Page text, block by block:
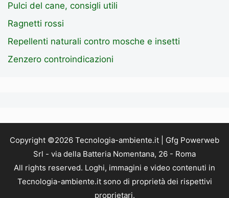
Pulci del cane, consigli utili
Ragnetti rossi
Repellenti naturali contro mosche e insetti
Zenzero controindicazioni
Copyright ©2026 Tecnologia-ambiente.it | Gfg Powerweb
Srl - via della Batteria Nomentana, 26 - Roma
All rights reserved. Loghi, immagini e video contenuti in
Tecnologia-ambiente.it sono di proprietà dei rispettivi
proprietari.